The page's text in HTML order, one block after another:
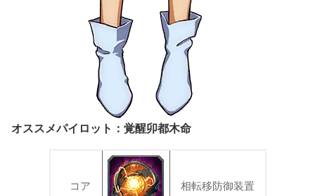
オススメパイロット：覚醒卯都木命
コア 相転移防御装置